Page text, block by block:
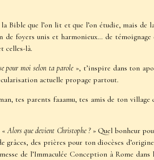
Bible que l’on lit et que l’on étudie, mais de
foyers unis et harmonieux… de
celles-là.
pour moi selon ta parole», t’inspire dans ton
actuelle propage partout.
tes parents faaamu, tes amis de ton village
«Alors que devient Christophe ?» Quel bonheur
des prières pour ton diocèses
de l’Immaculée Conception à Rome